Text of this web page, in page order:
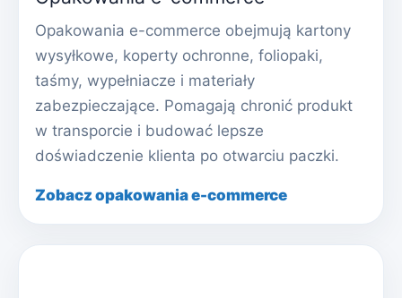
Opakowania e-commerce obejmują kartony
wysyłkowe, koperty ochronne, foliopaki,
taśmy, wypełniacze i materiały
zabezpieczające. Pomagają chronić produkt
w transporcie i budować lepsze
doświadczenie klienta po otwarciu paczki.
Zobacz opakowania e-commerce